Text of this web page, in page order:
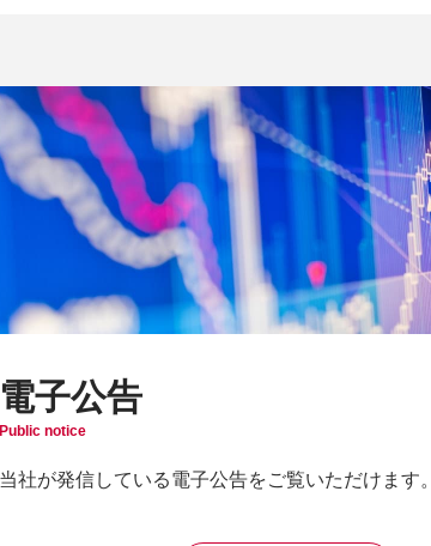
電子公告
Public notice
当社が発信している電子公告をご覧いただけます。